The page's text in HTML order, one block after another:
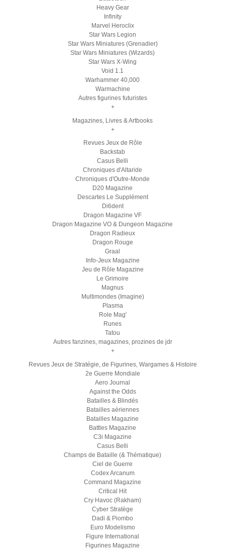
Heavy Gear
Infinity
Marvel Heroclix
Star Wars Legion
Star Wars Miniatures (Grenadier)
Star Wars Miniatures (Wizards)
Star Wars X-Wing
Void 1.1
Warhammer 40,000
Warmachine
Autres figurines futuristes
+
Magazines, Livres & Artbooks
+
Revues Jeux de Rôle
Backstab
Casus Belli
Chroniques d'Altaride
Chroniques d'Outre-Monde
D20 Magazine
Descartes Le Supplément
Di6dent
Dragon Magazine VF
Dragon Magazine VO & Dungeon Magazine
Dragon Radieux
Dragon Rouge
Graal
Info-Jeux Magazine
Jeu de Rôle Magazine
Le Grimoire
Magnus
Multimondes (Imagine)
Plasma
Role Mag'
Runes
Tatou
Autres fanzines, magazines, prozines de jdr
+
Revues Jeux de Stratégie, de Figurines, Wargames & Histoire
2e Guerre Mondiale
Aero Journal
Against the Odds
Batailles & Blindés
Batailles aériennes
Batailles Magazine
Battles Magazine
C3i Magazine
Casus Belli
Champs de Bataille (& Thématique)
Ciel de Guerre
Codex Arcanum
Command Magazine
Critical Hit
Cry Havoc (Rakham)
Cyber Stratège
Dadi & Piombo
Euro Modelismo
Figure International
Figurines Magazine